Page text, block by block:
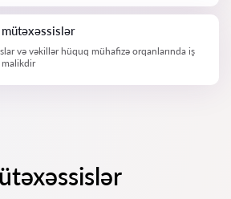
və vəkillər hüquq mühafizə orqanlarında iş